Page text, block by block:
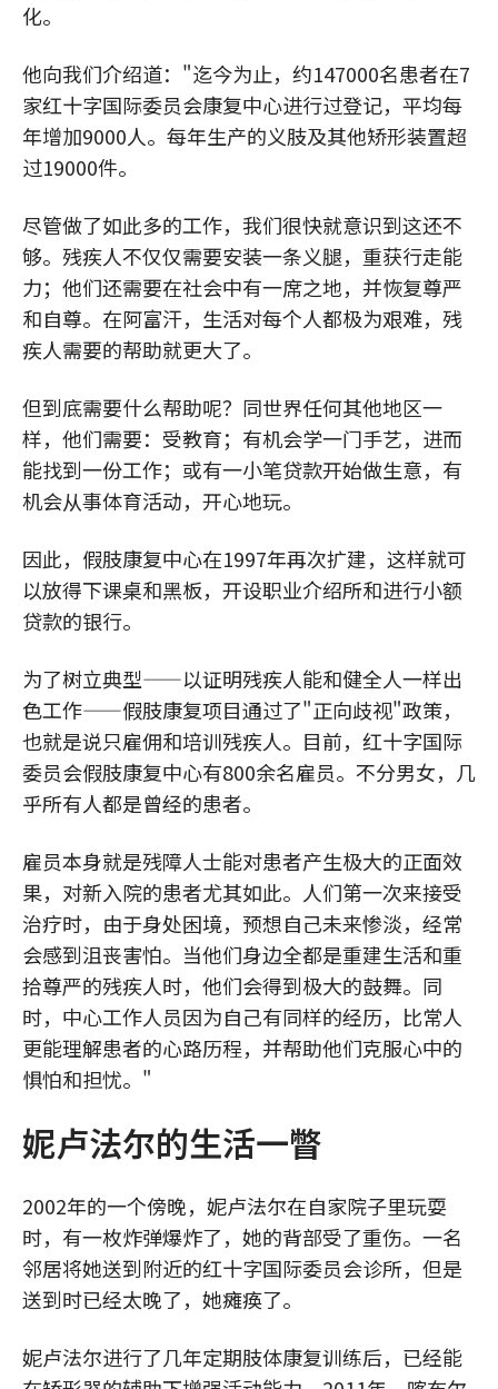
化。
他向我们介绍道："迄今为止，约147000名患者在7
家红十字国际委员会康复中心进行过登记，平均每
年增加9000人。每年生产的义肢及其他矫形装置超
过19000件。
尽管做了如此多的工作，我们很快就意识到这还不
够。残疾人不仅仅需要安装一条义腿，重获行走能
力；他们还需要在社会中有一席之地，并恢复尊严
和自尊。在阿富汗，生活对每个人都极为艰难，残
疾人需要的帮助就更大了。
但到底需要什么帮助呢？同世界任何其他地区一
样，他们需要：受教育；有机会学一门手艺，进而
能找到一份工作；或有一小笔贷款开始做生意，有
机会从事体育活动，开心地玩。
因此，假肢康复中心在1997年再次扩建，这样就可
以放得下课桌和黑板，开设职业介绍所和进行小额
贷款的银行。
为了树立典型——以证明残疾人能和健全人一样出
色工作——假肢康复项目通过了"正向歧视"政策，
也就是说只雇佣和培训残疾人。目前，红十字国际
委员会假肢康复中心有800余名雇员。不分男女，几
乎所有人都是曾经的患者。
雇员本身就是残障人士能对患者产生极大的正面效
果，对新入院的患者尤其如此。人们第一次来接受
治疗时，由于身处困境，预想自己未来惨淡，经常
会感到沮丧害怕。当他们身边全都是重建生活和重
拾尊严的残疾人时，他们会得到极大的鼓舞。同
时，中心工作人员因为自己有同样的经历，比常人
更能理解患者的心路历程，并帮助他们克服心中的
惧怕和担忧。"
妮卢法尔的生活一瞥
2002年的一个傍晚，妮卢法尔在自家院子里玩耍
时，有一枚炸弹爆炸了，她的背部受了重伤。一名
邻居将她送到附近的红十字国际委员会诊所，但是
送到时已经太晚了，她瘫痪了。
妮卢法尔进行了几年定期肢体康复训练后，已经能